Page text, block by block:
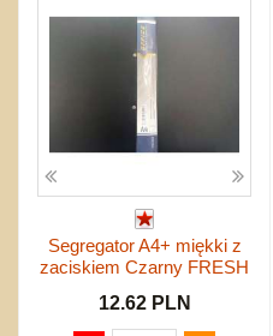
Segregator A4+ miękki z
zaciskiem Czarny FRESH
12.62 PLN